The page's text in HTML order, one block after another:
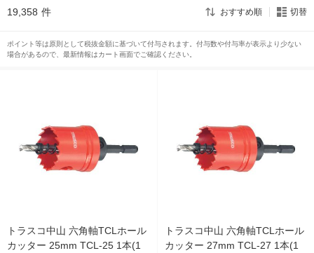
19,358 件 おすすめ順 切替
ポイント等は原則として税抜金額に基づいて付与されます。付与数や付与率が表示より少ない
場合があるので、最新情報はカート画面でご確認ください。
トラスコ中山 六角軸TCLホール
カッター 25mm TCL-25 1本(1
トラスコ中山 六角軸TCLホール
カッター 27mm TCL-27 1本(1